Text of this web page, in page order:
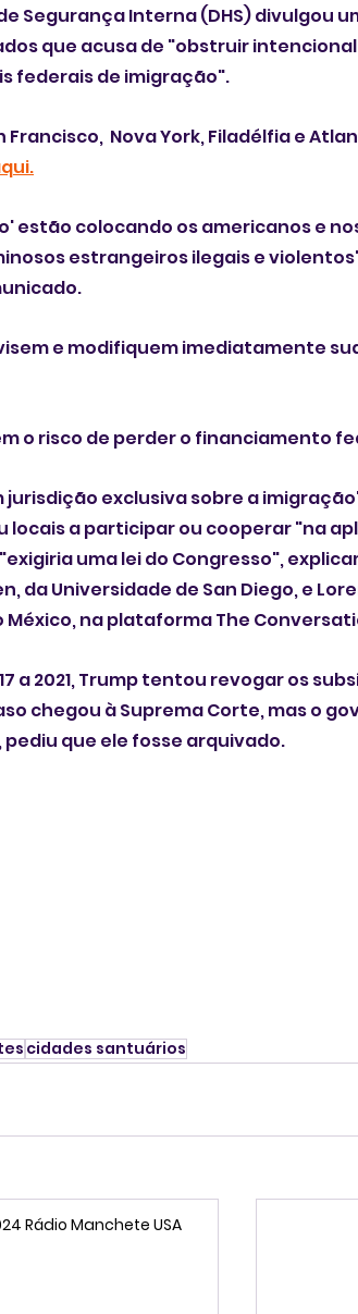
Segurança Interna (DHS) divulgou
que acusa de "obstruir
federais de imigração".
Nova York, Filadélfia e
estão colocando os americanos e
estrangeiros ilegais e
e modifiquem imediatamente
o risco de perder o financiamento
exclusiva sobre a
locais a participar ou cooperar "na
uma lei do Congresso",
da Universidade de San Diego, e
México, na plataforma The
a 2021, Trump tentou revogar os
chegou à Suprema Corte, mas o
que ele fosse arquivado.
cidades santuários
Rádio Manchete USA